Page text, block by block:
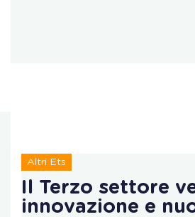
Altri Ets
Il Terzo settore
innovazione e